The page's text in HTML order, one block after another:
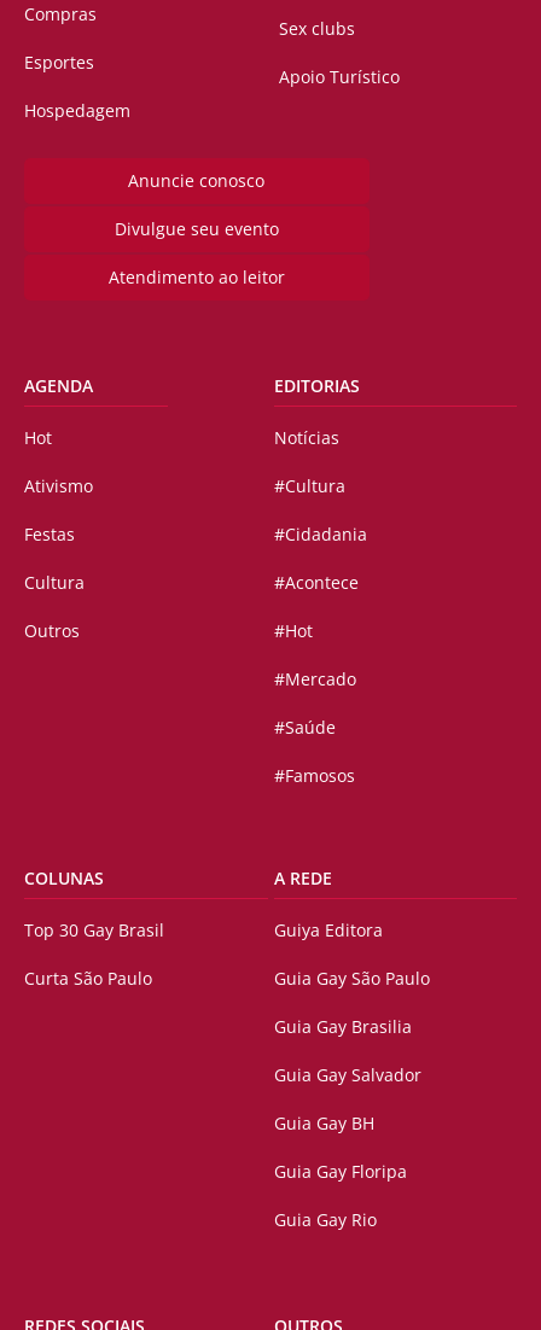
Compras
Esportes
Hospedagem
Sex clubs
Apoio Turístico
Anuncie conosco
Divulgue seu evento
Atendimento ao leitor
AGENDA
Hot
Ativismo
Festas
Cultura
Outros
EDITORIAS
Notícias
#Cultura
#Cidadania
#Acontece
#Hot
#Mercado
#Saúde
#Famosos
COLUNAS
Top 30 Gay Brasil
Curta São Paulo
A REDE
Guiya Editora
Guia Gay São Paulo
Guia Gay Brasilia
Guia Gay Salvador
Guia Gay BH
Guia Gay Floripa
Guia Gay Rio